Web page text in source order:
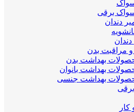
برقی
دندان
دندان
مراقبت بدن
بهداشت بدن
بهداشت بانوان
بهداشت جنسی